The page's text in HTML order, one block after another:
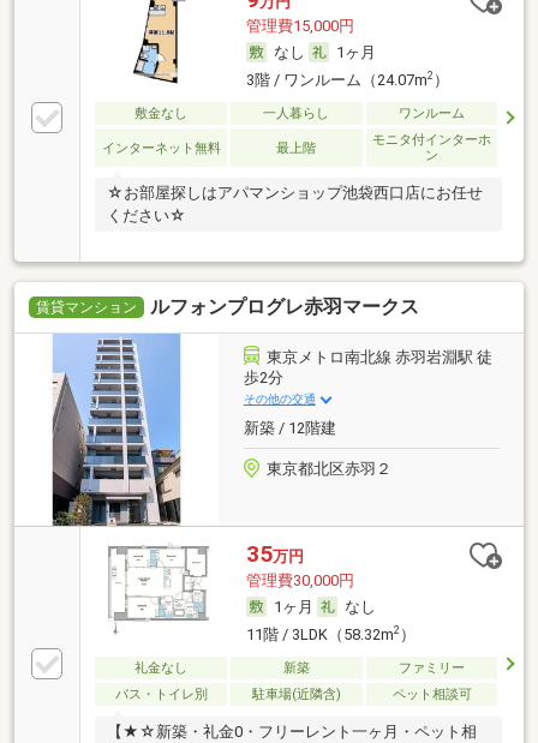
管理費15,000円
なし
1ヶ月
3階 / ワンルーム（24.07m2）
敷金なし 一人暮らし ワンルーム
インターネット無料 最上階
モニタ付インターホ
ン
☆お部屋探しはアパマンショップ池袋西口店にお任せ
ください☆
賃貸マンション ルフォンプログレ赤羽マークス
東京メトロ南北線 赤羽岩淵駅 徒
歩2分
その他の交通
新築 / 12階建
東京都北区赤羽２
35万円
管理費30,000円
1ヶ月
なし
11階 / 3LDK（58.32m2）
礼金なし 新築
ファミリー
バス・トイレ別
駐車場(近隣含) ペット相談可
【★☆新築・礼金0・フリーレント一ヶ月・ペット相